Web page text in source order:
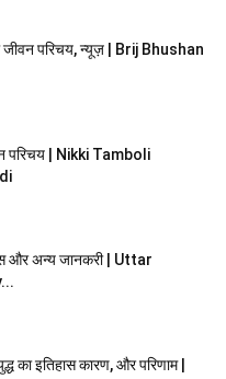
परिचय, न्यूज़ | Brij Bhushan
परिचय | Nikki Tamboli
और अन्य जानकरी | Uttar
का इतिहास कारण, और परिणाम |